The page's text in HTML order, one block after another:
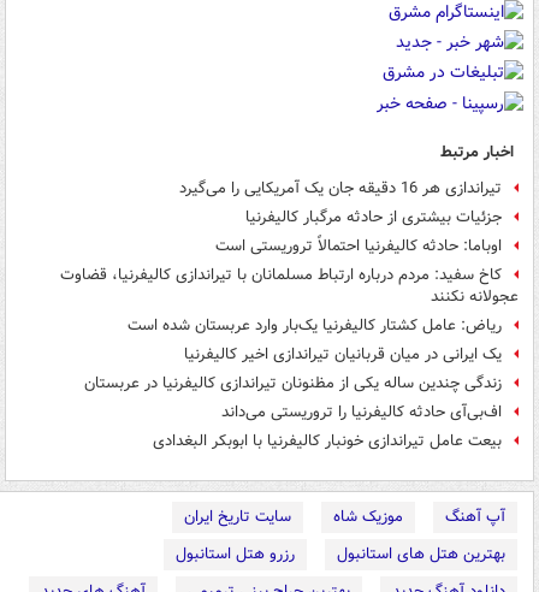
اخبار مرتبط
تیراندازی هر 16 دقیقه جان یک آمریکایی را می‌گیرد
جزئیات بیشتری از حادثه مرگبار کالیفرنیا
اوباما: حادثه کالیفرنیا احتمالاً تروریستی است
کاخ سفید: مردم درباره ارتباط مسلمانان با تیراندازی کالیفرنیا، قضاوت
عجولانه نکنند
ریاض: عامل کشتار کالیفرنیا یک‌بار وارد عربستان شده است
یک ایرانی در میان قربانیان تیراندازی اخیر کالیفرنیا
زندگی چندین ساله یکی از مظنونان تیراندازی کالیفرنیا در عربستان
اف‌بی‌آی حادثه کالیفرنیا را تروریستی می‌داند
بیعت عامل تیراندازی خونبار کالیفرنیا با ابوبکر البغدادی
آپ آهنگ موزیک شاه
سایت تاریخ ایران
بهترین هتل های استانبول
رزرو هتل استانبول